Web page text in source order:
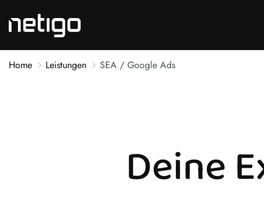
Home Leistungen SEA / Google Ads
Deine